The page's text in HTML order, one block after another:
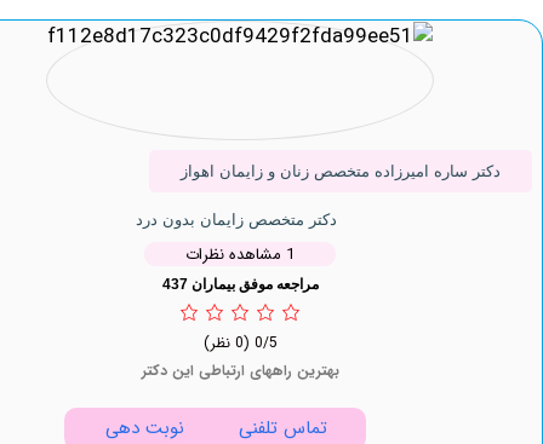
ساره امیرزاده متخصص زنان و زایمان اهواز
دکتر متخصص زایمان بدون درد
مراجعه موفق بیماران 437
بهترین راههای ارتباطی این دکتر
تماس تلفنی
نوبت دهی